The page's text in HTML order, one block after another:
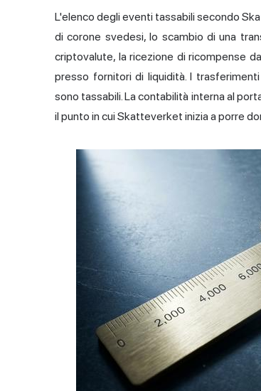
L'elenco degli eventi tassabili secondo
di corone svedesi, lo scambio di una
criptovalute, la ricezione di ricompense
presso fornitori di liquidità. I
sono tassabili. La contabilità interna al
il punto in cui Skatteverket inizia a porre